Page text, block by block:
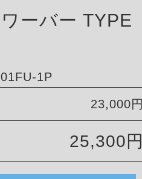
ーバー TYPE
1P
23,000円
25,300円